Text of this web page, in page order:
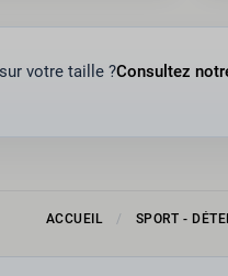
votre taille ?Consultez
ACCUEIL SPORT -